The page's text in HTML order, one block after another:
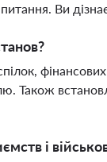
Ви
Також
і